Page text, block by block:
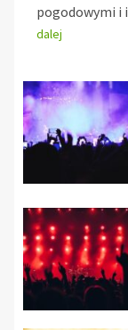
pogodowymi i
dalej